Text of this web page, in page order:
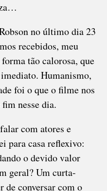
no último dia 23
recebidos, meu
tão calorosa, que
Humanismo,
foi o que o filme nos
nesse dia.
com atores e
para casa reflexivo:
o devido valor
geral? Um curta-
de conversar com o